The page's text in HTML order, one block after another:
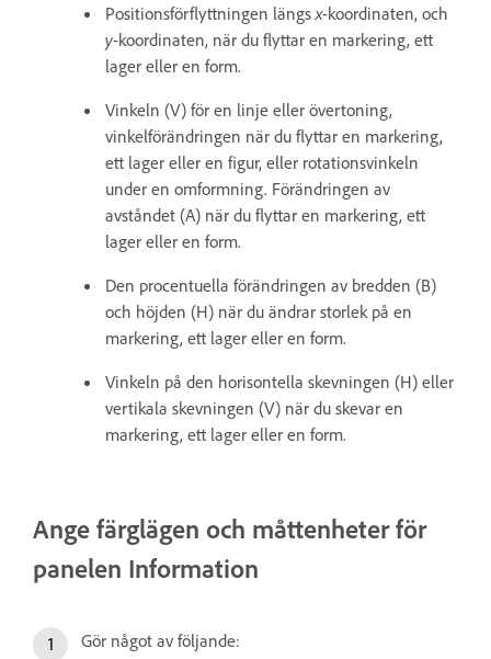
Positionsförflyttningen längs x-koordinaten, och
y-koordinaten, när du flyttar en markering, ett
lager eller en form.
Vinkeln (V) för en linje eller övertoning,
vinkelförändringen när du flyttar en markering,
ett lager eller en figur, eller rotationsvinkeln
under en omformning. Förändringen av
avståndet (A) när du flyttar en markering, ett
lager eller en form.
Den procentuella förändringen av bredden (B)
och höjden (H) när du ändrar storlek på en
markering, ett lager eller en form.
Vinkeln på den horisontella skevningen (H) eller
vertikala skevningen (V) när du skevar en
markering, ett lager eller en form.
Ange färglägen och måttenheter för
panelen Information
Gör något av följande: